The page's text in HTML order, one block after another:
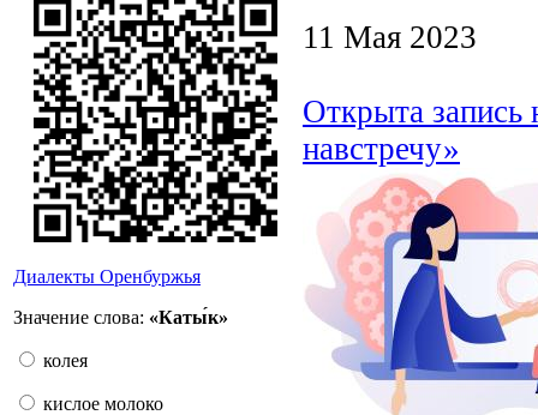
Диалекты Оренбуржья
Значение слова: «Каты́к»
колея
кислое молоко
11 Мая 2023
Открыта запись
навстречу»